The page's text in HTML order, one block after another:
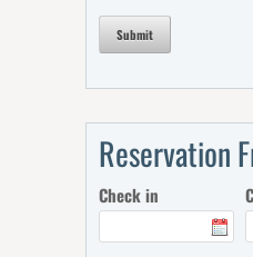
Submit
Reservation
Check in